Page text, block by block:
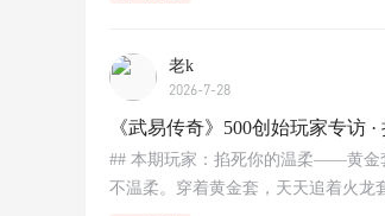
老k
2026-7-28
《武易传奇》500创始玩家专
## 本期玩家：掐死你的温柔——黄金
不温柔。穿着黄金套，天天追着火龙